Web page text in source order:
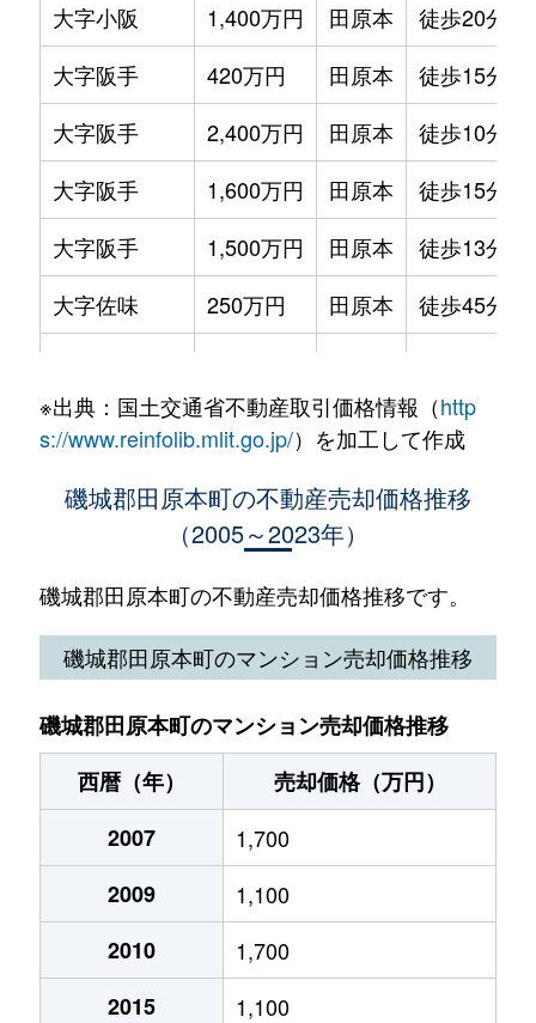
大字保津
2,000万円 田原本
徒歩11分
大字宮古
1,200万円 田原本
徒歩18分
大字宮古
1,400万円 田原本
徒歩19分
大字宮森
1,600万円 笠縫
徒歩12分
大字八尾
750万円 田原本
徒歩17分
大字八尾
310万円 田原本
徒歩16分
大字小阪
1,400万円 田原本 徒歩20分
大字阪手
420万円 田原本 徒歩15分
大字阪手
2,400万円 田原本 徒歩10分
大字阪手
1,600万円 田原本 徒歩15分
大字阪手
1,500万円 田原本 徒歩13分
大字佐味
250万円 田原本 徒歩45分
大字秦庄
1,400万円 笠縫 徒歩14分
2,500万円 田原本
大字保津
4,300万円 田原本 徒歩14分
大字保津
3,500万円 田原本 徒歩14分
大字満田
田原本 徒歩45分
大字三笠
470万円 田原本 徒歩13分
大字八尾
大字藥王寺
650万円
（大字なし）
570万円
※出典：国土交通省不動産取引価格情報（http
s://www.reinfolib.mlit.go.jp/）を加工して作成
磯城郡田原本町の不動産売却価格推移
（2005～2023年）
磯城郡田原本町の不動産売却価格推移です。
磯城郡田原本町のマンション売却価格推移
磯城郡田原本町のマンション売却価格推移
西暦（年）
売却価格（万円）
2007
1,700
2009
1,100
2010
1,700
2015
1,100